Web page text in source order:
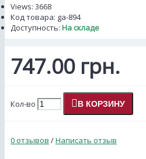
Views: 3668
Код товара: ga-894
Доступность: На складе
747.00 грн.
Кол-во В КОРЗИНУ
0 отзывов /Написать отзыв